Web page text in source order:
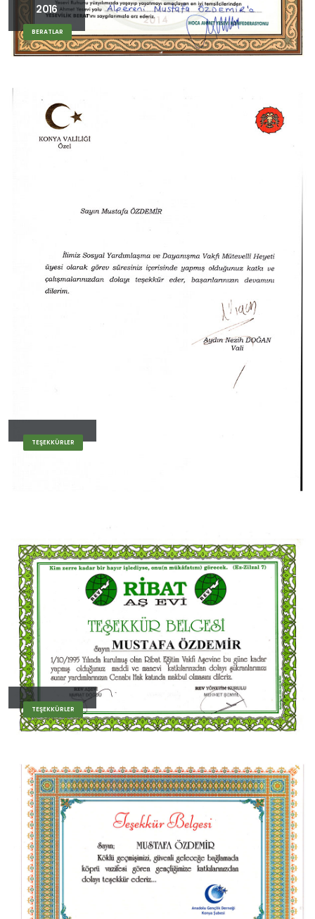
2016
BERATLAR
TEŞEKKÜRLER
TEŞEKKÜRLER